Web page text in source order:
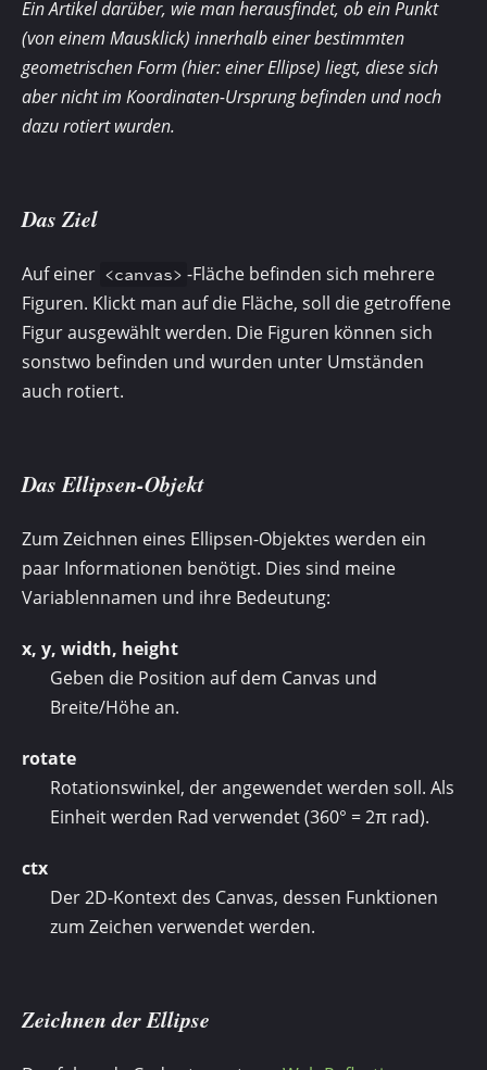
Ein Artikel darüber, wie man herausfindet, ob ein Punkt
(von einem Mausklick) innerhalb einer bestimmten
geometrischen Form (hier: einer Ellipse) liegt, diese sich
aber nicht im Koordinaten-Ursprung befinden und noch
dazu rotiert wurden.
Das Ziel
Auf einer <canvas> -Fläche befinden sich mehrere
Figuren. Klickt man auf die Fläche, soll die getroffene
Figur ausgewählt werden. Die Figuren können sich
sonstwo befinden und wurden unter Umständen
auch rotiert.
Das Ellipsen-Objekt
Zum Zeichnen eines Ellipsen-Objektes werden ein
paar Informationen benötigt. Dies sind meine
Variablennamen und ihre Bedeutung:
x, y, width, height
Geben die Position auf dem Canvas und
Breite/Höhe an.
rotate
Rotationswinkel, der angewendet werden soll. Als
Einheit werden Rad verwendet (360° = 2π rad).
ctx
Der 2D-Kontext des Canvas, dessen Funktionen
zum Zeichen verwendet werden.
Zeichnen der Ellipse